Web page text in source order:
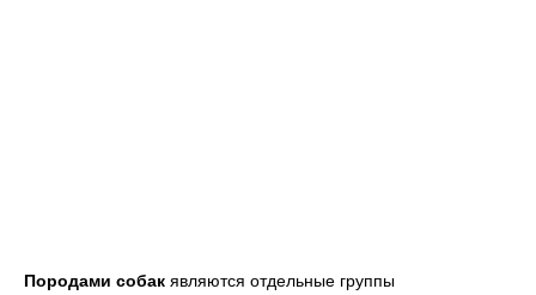
Породами собак являются отдельные группы